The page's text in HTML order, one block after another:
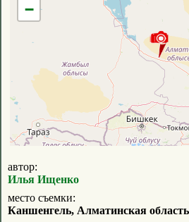
−
автор:
Илья Ищенко
место съемки:
Каншенгель, Алматинская область